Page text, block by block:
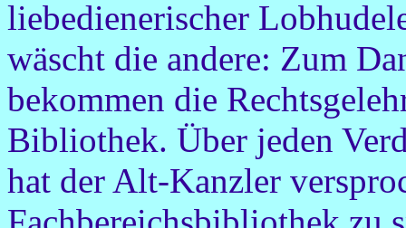
liebedienerischer
wäscht die andere: Zum
bekommen die
Bibliothek. Über jeden
hat der Alt-Kanzler